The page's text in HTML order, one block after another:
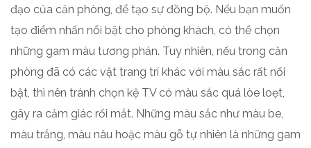
đạo của căn phòng, để tạo sự đồng bộ. Nếu bạn muốn
tạo điểm nhấn nổi bật cho phòng khách, có thể chọn
những gam màu tương phản. Tuy nhiên, nếu trong căn
phòng đã có các vật trang trí khác với màu sắc rất nổi
bật, thì nên tránh chọn kệ TV có màu sắc quá lòe loẹt,
gây ra cảm giác rối mắt. Những màu sắc như màu be,
màu trắng, màu nâu hoặc màu gỗ tự nhiên là những gam